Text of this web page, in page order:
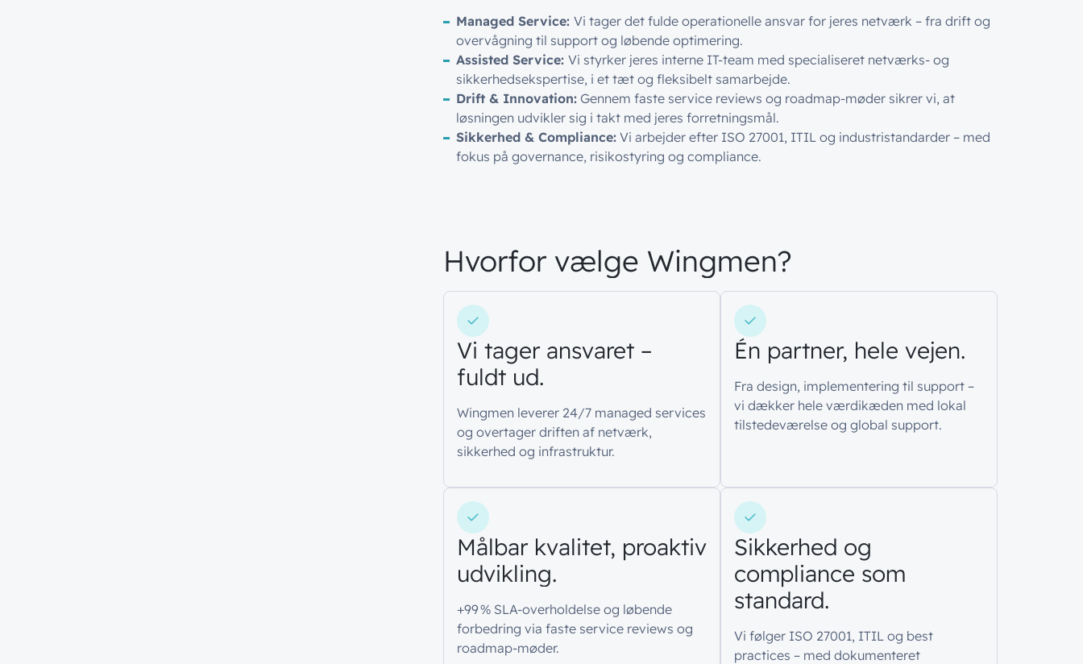
Managed Service: Vi tager det fulde operationelle ansvar for jeres netværk – fra drift og
overvågning til support og løbende optimering.
Assisted Service: Vi styrker jeres interne IT-team med specialiseret netværks- og
sikkerhedsekspertise, i et tæt og fleksibelt samarbejde.
Drift & Innovation: Gennem faste service reviews og roadmap-møder sikrer vi, at
løsningen udvikler sig i takt med jeres forretningsmål.
Sikkerhed & Compliance: Vi arbejder efter ISO 27001, ITIL og industristandarder – med
fokus på governance, risikostyring og compliance.
Hvorfor vælge Wingmen?
Vi tager ansvaret –
fuldt ud.
Wingmen leverer 24/7 managed services
og overtager driften af netværk,
sikkerhed og infrastruktur.
Én partner, hele vejen.
Fra design, implementering til support –
vi dækker hele værdikæden med lokal
tilstedeværelse og global support.
Målbar kvalitet, proaktiv
udvikling.
+99 % SLA-overholdelse og løbende
forbedring via faste service reviews og
roadmap-møder.
Sikkerhed og
compliance som
standard.
Vi følger ISO 27001, ITIL og best
practices – med dokumenteret